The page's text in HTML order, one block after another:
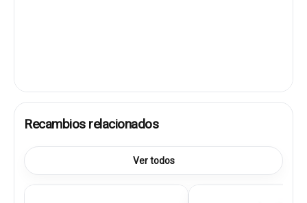
Recambios relacionados
Ver todos